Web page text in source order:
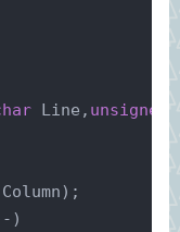
Line, unsigned
)